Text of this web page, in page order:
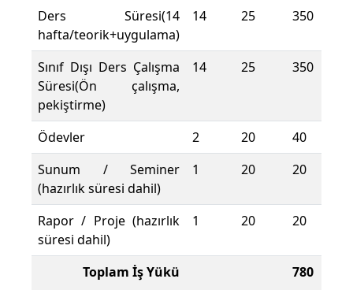
Ders Süresi(14
hafta/teorik+uygulama)
14 25 350
Sınıf Dışı Ders Çalışma
Süresi(Ön çalışma,
pekiştirme)
14 25 350
Ödevler 2 20
40
Sunum / Seminer
(hazırlık süresi dahil)
1 20 20
Rapor / Proje (hazırlık
süresi dahil)
1 20 20
Toplam İş Yükü 780